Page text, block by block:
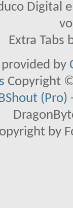
Digital
Extra Tabs
by
Copyright
(Pro)
by